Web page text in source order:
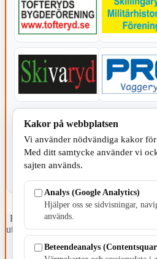
Fristående webbtidningsföretag
ut tidningen Skillingaryd.nu och 2010
april 2026 omfattar
Värnamo och
Kakor på webbplatsen
Vi använder nödvändiga kakor
Med ditt samtycke använder vi
sajten används.
Analys (Google Analytics)
Hjälper oss se sidvisningar,
används.
Beteendeanalys